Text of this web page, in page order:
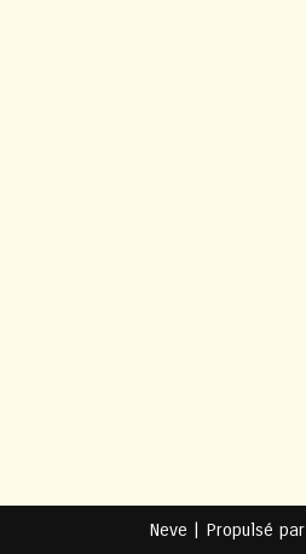
Neve | Propulsé par